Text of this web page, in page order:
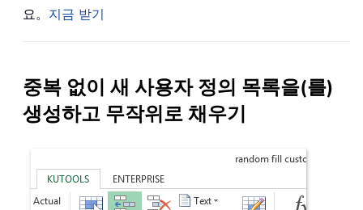
요。 지금 받기
중복 없이 새 사용자 정의 목록을(를)
생성하고 무작위로 채우기